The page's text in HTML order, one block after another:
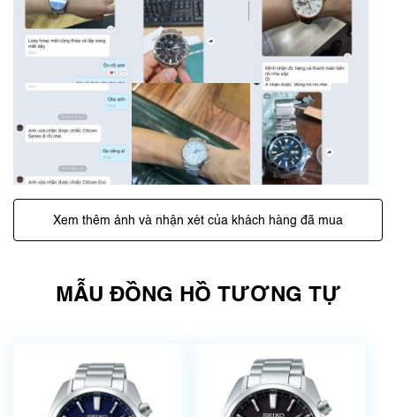
Xem thêm ảnh và nhận xét của khách hàng đã mua
MẪU ĐỒNG HỒ TƯƠNG TỰ